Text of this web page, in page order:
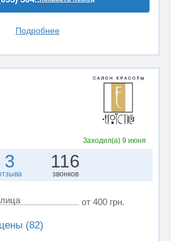
Подробнее
Заходил(а) 9 июня
3 116
звонков
от 400 грн.
(82)